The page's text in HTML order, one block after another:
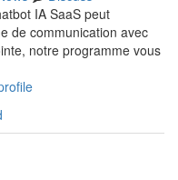
IA SaaS peut
de communication avec
notre programme vous